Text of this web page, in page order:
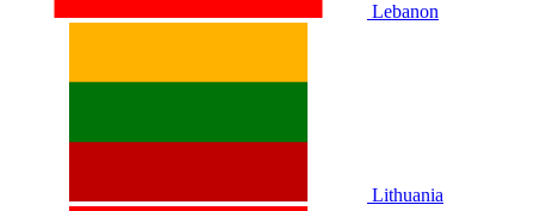
Lebanon
Lithuania